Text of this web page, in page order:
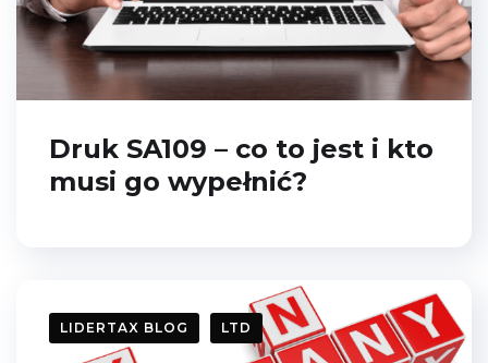
Druk SA109 – co to jest i kto
musi go wypełnić?
LIDERTAX BLOG LTD